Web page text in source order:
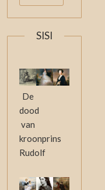
SISI
De
dood
van
kroonprins
Rudolf